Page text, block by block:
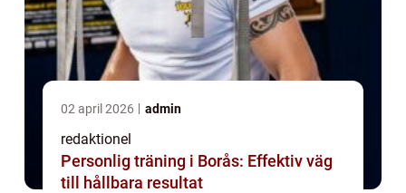
02 april 2026 admin
redaktionel
Personlig träning i Borås: Effektiv väg
till hållbara resultat